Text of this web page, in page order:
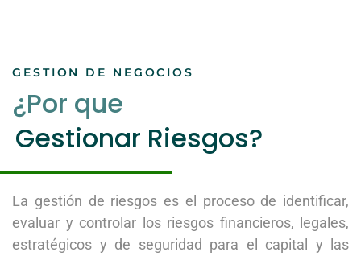
GESTION DE NEGOCIOS
¿Por que
Gestionar Riesgos?
La gestión de riesgos es el proceso de identificar,
evaluar y controlar los riesgos financieros, legales,
estratégicos y de seguridad para el capital y las